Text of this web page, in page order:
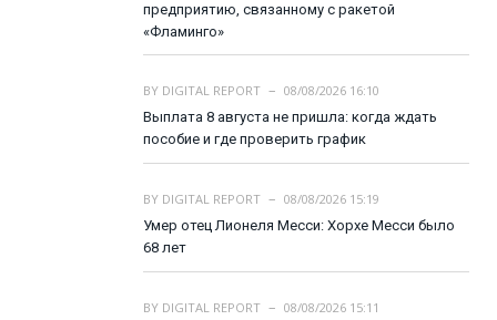
предприятию, связанному с ракетой
«Фламинго»
BY DIGITAL REPORT
08/08/2026 16:10
Выплата 8 августа не пришла: когда ждать
пособие и где проверить график
BY DIGITAL REPORT
08/08/2026 15:19
Умер отец Лионеля Месси: Хорхе Месси было
68 лет
BY DIGITAL REPORT
08/08/2026 15:11